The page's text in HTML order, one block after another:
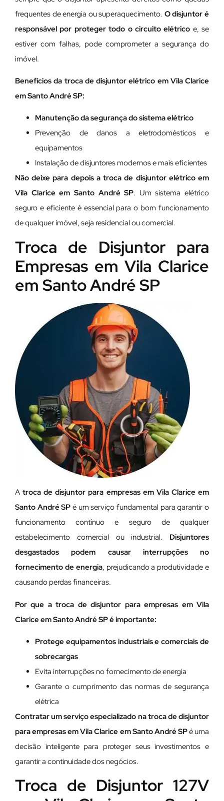
frequentes de energia ou superaquecimento. O disjuntor é
responsável por proteger todo o circuito elétrico e, se
estiver com falhas, pode comprometer a segurança do
imóvel.
Benefícios da troca de disjuntor elétrico em Vila Clarice
em Santo André SP:
Manutenção da segurança do sistema elétrico
Prevenção de danos a eletrodomésticos e
equipamentos
Instalação de disjuntores modernos e mais eficientes
Não deixe para depois a troca de disjuntor elétrico em
Vila Clarice em Santo André SP. Um sistema elétrico
seguro e eficiente é essencial para o bom funcionamento
de qualquer imóvel, seja residencial ou comercial.
Troca de Disjuntor para
Empresas em Vila Clarice
em Santo André SP
Atroca de disjuntor para empresas em Vila Clarice em
Santo André SP é um serviço fundamental para garantir o
funcionamento contínuo e seguro de qualquer
estabelecimento comercial ou industrial. Disjuntores
desgastados podem causar interrupções no
fornecimento de energia, prejudicando a produtividade e
causando perdas financeiras.
Por que a troca de disjuntor para empresas em Vila
Clarice em Santo André SP é importante:
Protege equipamentos industriais e comerciais de
sobrecargas
Evita interrupções no fornecimento de energia
Garante o cumprimento das normas de segurança
elétrica
Contratar um serviço especializado na troca de disjuntor
para empresas em Vila Clarice em Santo André SPé uma
decisão inteligente para proteger seus investimentos e
garantir a continuidade dos negócios.
Troca de Disjuntor 127V